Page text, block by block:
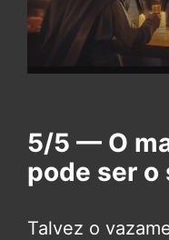
5/5 — O
pode ser o
Talvez o